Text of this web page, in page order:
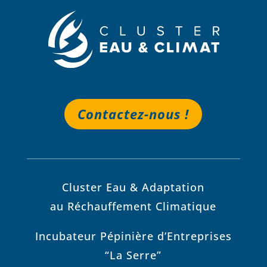
Contactez-nous !
Cluster Eau & Adaptation
au Réchauffement Climatique
Incubateur Pépinière d’Entreprises
“La Serre”